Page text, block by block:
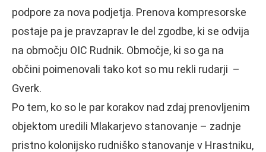
podpore za nova podjetja. Prenova kompresorske
postaje pa je pravzaprav le del zgodbe, ki se odvija
na območju OIC Rudnik. Območje, ki so ga na
občini poimenovali tako kot so mu rekli rudarji –
Gverk.
Po tem, ko so le par korakov nad zdaj prenovljenim
objektom uredili Mlakarjevo stanovanje – zadnje
pristno kolonijsko rudniško stanovanje v Hrastniku,